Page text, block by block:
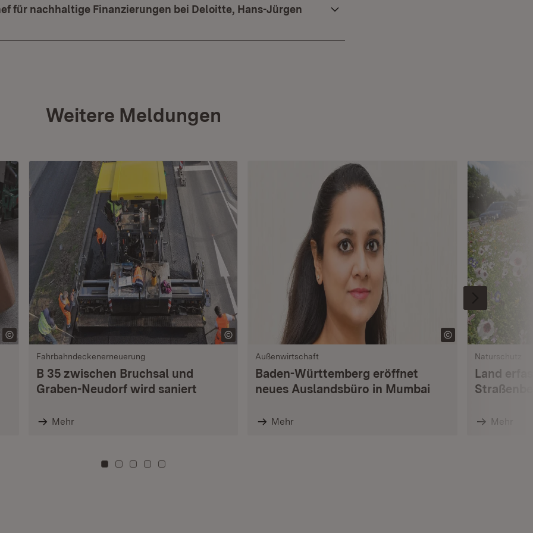
für nachhaltige Finanzierungen bei Deloitte, Hans-Jürgen
Weitere Meldungen
Fahrbahndeckenerneuerung
B 35 zwischen Bruchsal und
Graben-Neudorf wird saniert
Mehr
Außenwirtschaft
Baden-Württemberg eröffnet
neues Auslandsbüro in Mumbai
Mehr
Naturschutz
Land
Mehr
Zu Kachel: 0
Zu Kachel: 3
Zu Kachel: 6
Zu Kachel: 9
Zu Kachel: 12